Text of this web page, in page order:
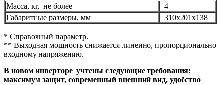
Масса, кг, не более
4
Габаритные размеры, мм
310х201х138
* Справочный параметр.
** Выходная мощность снижается линейно, пропорционально
входному напряжению.
В новом инверторе учтены следующие требования:
максимум защит, современный внешний вид, удобство